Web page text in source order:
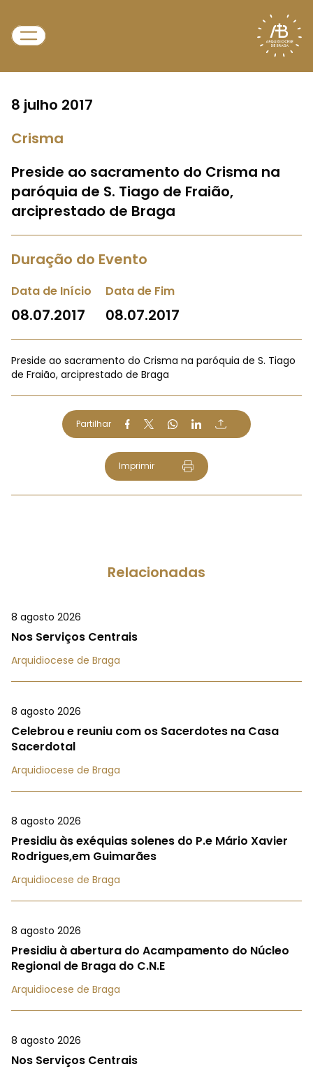
8 julho 2017
Crisma
Preside ao sacramento do Crisma na
paróquia de S. Tiago de Fraião,
arciprestado de Braga
Duração do Evento
Data de Início
08.07.2017
Data de Fim
08.07.2017
Preside ao sacramento do Crisma na paróquia de S. Tiago
de Fraião, arciprestado de Braga
Partilhar
Imprimir
Relacionadas
8 agosto 2026
Nos Serviços Centrais
Arquidiocese de Braga
8 agosto 2026
Celebrou e reuniu com os Sacerdotes na Casa
Sacerdotal
Arquidiocese de Braga
8 agosto 2026
Presidiu às exéquias solenes do P.e Mário Xavier
Rodrigues,em Guimarães
Arquidiocese de Braga
8 agosto 2026
Presidiu à abertura do Acampamento do Núcleo
Regional de Braga do C.N.E
Arquidiocese de Braga
8 agosto 2026
Nos Serviços Centrais